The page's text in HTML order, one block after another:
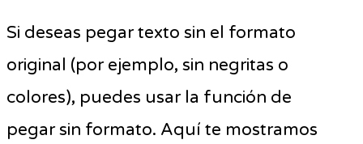
Si deseas pegar texto sin el formato
original (por ejemplo, sin negritas o
colores), puedes usar la función de
pegar sin formato. Aquí te mostramos